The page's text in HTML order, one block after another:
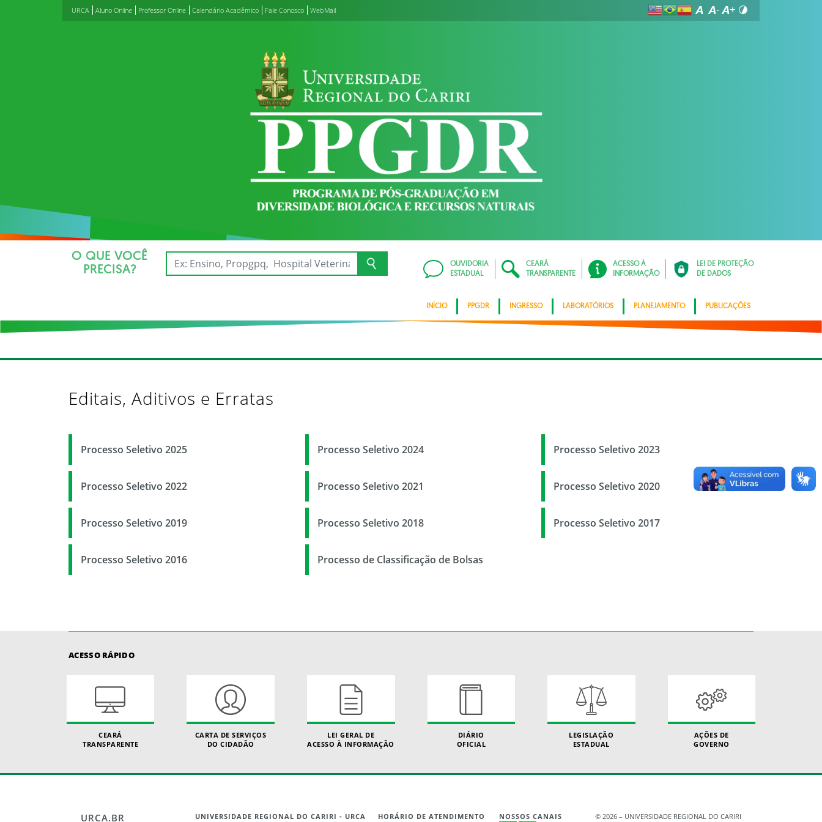
URCA Aluno Online Professor Online Calendário Acadêmico Fale Conosco WebMail
O QUE VOCÊ
PRECISA?
OUVIDORIA
ESTADUAL
CEARÁ
TRANSPARENTE
ACESSO À
INFORMAÇÃO
LEI DE PROTEÇÃO
DE DADOS
INÍCIO PPGDR INGRESSO LABORATÓRIOS PLANEJAMENTO PUBLICAÇÕES
Editais, Aditivos e Erratas
Processo Seletivo 2025 Processo Seletivo 2024 Processo Seletivo 2023
Processo Seletivo 2022 Processo Seletivo 2021 Processo Seletivo 2020
Processo Seletivo 2019 Processo Seletivo 2018 Processo Seletivo 2017
Processo Seletivo 2016 Processo de Classificação de Bolsas
ACESSO RÁPIDO
CEARÁ
TRANSPARENTE
CARTA DE SERVIÇOS
DO CIDADÃO
LEI GERAL DE
ACESSO À INFORMAÇÃO
DIÁRIO
OFICIAL
LEGISLAÇÃO
ESTADUAL
AÇÕES DE
GOVERNO
URCA.BR
UNIVERSIDADE REGIONAL DO CARIRI - URCA
HORÁRIO DE ATENDIMENTO
NOSSOS CANAIS © 2026 – UNIVERSIDADE REGIONAL DO CARIRI